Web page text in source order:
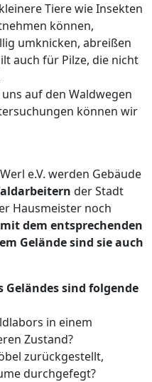
Tiere wie Insekten
können,
umknicken, abreißen
auch für Pilze, die nicht
auf den Waldwegen
können wir
e.V. werden Gebäude
der Stadt
Hausmeister noch
mit dem entsprechenden
Gelände sind sie auch
Geländes sind folgende
in einem
Zustand?
zurückgestellt,
durchgefegt?